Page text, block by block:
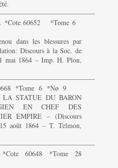
*Cote 60652 *Tome 6
dans les blessures par
Discours à la Soc. de
mai 1864 – Imp. H. Plon,
*Tome 6 *Nø 9
STATUE DU BARON
EN CHEF DES
EMPIRE – (Discours
août 1864 – T. Telmon,
60648 *Tome 28